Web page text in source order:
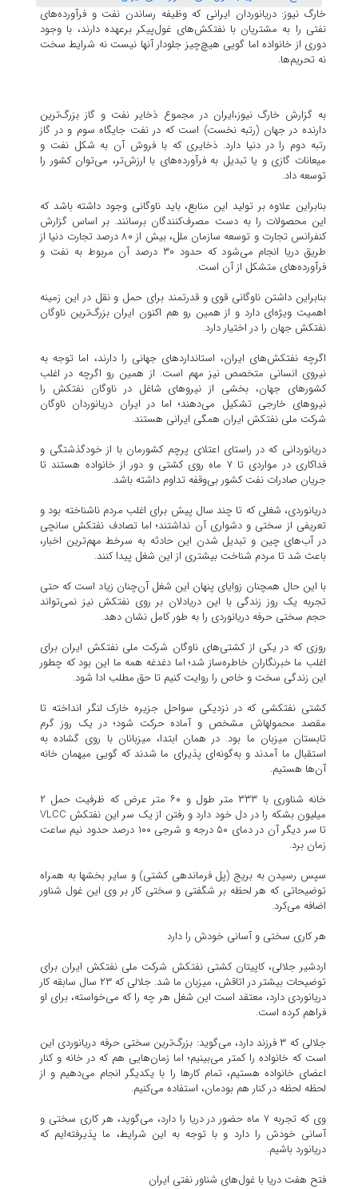
خارگ نیوز: دریانوردان ایرانی که وظیفه رساندن نفت و فرآورده‌های
نفتی را به مشتریان با نفتکش‌های غول‌پیکر برعهده دارند، با وجود
دوری از خانواده اما گویی هیچ‌چیز جلودار آنها نیست نه شرایط سخت
نه تحریم‌ها.
به گزارش خارگ نیوز،ایران در مجموع ذخایر نفت و گاز بزرگ‌ترین
دارنده در جهان (رتبه نخست) است که در نفت جایگاه سوم و در گاز
رتبه دوم را در دنیا دارد. ذخایری که با فروش آن به شکل نفت و
میعانات گازی و یا تبدیل به فرآورده‌های با ارزش‌تر، می‌توان کشور را
توسعه داد.
‎بنابراین علاوه بر تولید این منابع، باید ناوگانی وجود داشته باشد که
این محصولات را به دست مصرف‌کنندگان برسانند. بر اساس گزارش
کنفرانس تجارت و توسعه سازمان ملل، بیش از ۸۰ درصد تجارت دنیا از
طریق دریا انجام می‌شود که حدود ۳۰ درصد آن مربوط به نفت و
فرآورده‌های متشکل از آن است.
‎بنابراین داشتن ناوگانی قوی و قدرتمند برای حمل و نقل در این زمینه
اهمیت ویژه‌ای دارد و از همین رو هم اکنون ایران بزرگ‌ترین ناوگان
نفتکش جهان را در اختیار دارد.
‎اگرچه نفتکش‌های ایران، استاندارد‌های جهانی را دارند، اما توجه به
نیروی انسانی متخصص نیز مهم است. از همین رو اگرچه در اغلب
کشور‌های جهان، بخشی از نیرو‌های شاغل در ناوگان نفتکش را
نیرو‌های خارجی تشکیل می‌دهند؛ اما در ایران دریانوردان ناوگان
شرکت ملی نفتکش ایران همگی ایرانی هستند.
‎دریانوردانی که در راستای اعتلای پرچم کشورمان با از خودگذشتگی و
فداکاری در مواردی تا ۷ ماه روی کشتی و دور از خانواده هستند تا
جریان صادرات نفت کشور بی‌وقفه تداوم داشته باشد.
‎دریانوردی، شغلی که تا چند سال پیش برای اغلب مردم ناشناخته بود و
تعریفی از سختی و دشواری آن نداشتند؛ اما تصادف نفتکش سانچی
در آب‌های چین و تبدیل شدن این حادثه به سرخط مهم‌ترین اخبار،
باعث شد تا مردم شناخت بیشتری از این شغل پیدا کنند.
‎با این حال همچنان زوایای پنهان این شغل آن‌چنان زیاد است که حتی
تجربه یک روز زندگی با این دریادلان بر روی نفتکش نیز نمی‌تواند
حجم سختی حرفه دریانوردی را به طور کامل نشان دهد.
‎روزی که در یکی از کشتی‌های ناوگان شرکت ملی نفتکش ایران برای
اغلب ما خبرنگاران خاطره‌ساز شد؛ اما دغدغه همه ما این بود که چطور
این زندگی سخت و خاص را روایت کنیم تا حق مطلب ادا شود.
‎کشتی نفتکشی که در نزدیکی سواحل جزیره خارک لنگر انداخته تا
مقصد محموله‎اش مشخص و آماده حرکت شود؛ در یک روز گرم
تابستان میزبان ما بود. در همان ابتدا، میزبانان با روی گشاده به
استقبال ما آمدند و به‌گونه‌ای پذیرای ما شدند که گویی میهمان خانه
آن‌ها هستیم.
‎خانه شناوری با ۳۳۳ متر طول و ۶۰ متر عرض که ظرفیت حمل ۲
میلیون بشکه را در دل خود دارد و رفتن از یک سر این نفتکش VLCC
تا سر دیگر آن در دمای ۵۰ درجه و شرجی ۱۰۰ درصد حدود نیم ساعت
زمان برد.
‎سپس رسیدن به بریج (پل فرماندهی کشتی) و سایر بخش‎ها به همراه
توضیحاتی که هر لحظه بر شگفتی و سختی کار بر وی این غول شناور
اضافه می‌کرد.
اردشیر جلالی، کاپیتان کشتی نفتکش شرکت ملی نفتکش ایران برای
توضیحات بیشتر در اتاقش، میزبان ما شد. جلالی که ۲۳ سال سابقه کار
دریانوردی دارد، معتقد است این شغل هر چه را که می‌خواسته، برای او
فراهم کرده است.
‎جلالی که ۳ فرزند دارد، می‌گوید: بزرگ‌ترین سختی حرفه دریانوردی این
است که خانواده را کمتر می‌بینیم؛ اما زمان‌هایی هم که در خانه و کنار
اعضای خانواده هستیم، تمام کار‌ها را با یکدیگر انجام می‌دهیم و از
لحظه لحظه در کنار هم بودمان، استفاده می‌کنیم.
‎وی که تجربه ۷ ماه حضور در دریا را دارد، می‌گوید، هر کاری سختی و
آسانی خودش را دارد و با توجه به این شرایط، ما پذیرفته‌ایم که
دریانورد باشیم.
فتح هفت دریا با غول‌های شناور نفتی ایران